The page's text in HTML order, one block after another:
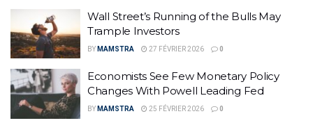
Wall Street’s Running of the Bulls May
Trample Investors
BY MAMSTRA 27 FÉVRIER 2026 0
Economists See Few Monetary Policy
Changes With Powell Leading Fed
BY MAMSTRA 25 FÉVRIER 2026 0